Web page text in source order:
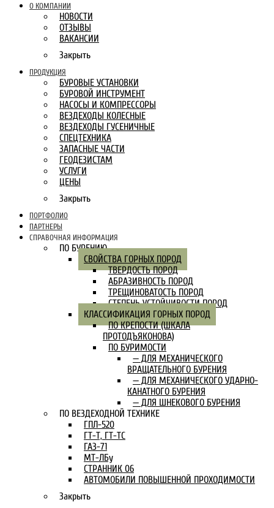
О КОМПАНИИ
НОВОСТИ
ОТЗЫВЫ
ВАКАНСИИ
Закрыть
ПРОДУКЦИЯ
БУРОВЫЕ УСТАНОВКИ
БУРОВОЙ ИНСТРУМЕНТ
НАСОСЫ И КОМПРЕССОРЫ
ВЕЗДЕХОДЫ КОЛЕСНЫЕ
ВЕЗДЕХОДЫ ГУСЕНИЧНЫЕ
СПЕЦТЕХНИКА
ЗАПАСНЫЕ ЧАСТИ
ГЕОДЕЗИСТАМ
УСЛУГИ
ЦЕНЫ
Закрыть
ПОРТФОЛИО
ПАРТНЕРЫ
СПРАВОЧНАЯ ИНФОРМАЦИЯ
ПО БУРЕНИЮ
СВОЙСТВА ГОРНЫХ ПОРОД
ТВЕРДОСТЬ ПОРОД
АБРАЗИВНОСТЬ ПОРОД
ТРЕЩИНОВАТОСТЬ ПОРОД
СТЕПЕНЬ УСТОЙЧИВОСТИ ПОРОД
КЛАССИФИКАЦИЯ ГОРНЫХ ПОРОД
ПО КРЕПОСТИ (ШКАЛА
ПРОТОДЪЯКОНОВА)
ПО БУРИМОСТИ
— ДЛЯ МЕХАНИЧЕСКОГО
ВРАЩАТЕЛЬНОГО БУРЕНИЯ
— ДЛЯ МЕХАНИЧЕСКОГО УДАРНО-
КАНАТНОГО БУРЕНИЯ
— ДЛЯ ШНЕКОВОГО БУРЕНИЯ
ПО ВЕЗДЕХОДНОЙ ТЕХНИКЕ
ГПЛ-520
ГТ-Т, ГТ-ТС
ГАЗ-71
МТ-ЛБу
СТРАННИК 06
АВТОМОБИЛИ ПОВЫШЕННОЙ ПРОХОДИМОСТИ
Закрыть